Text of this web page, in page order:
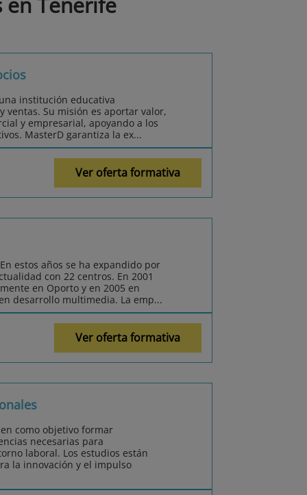
institución educativa
ventas. Su misión es aportar valor,
y empresarial, apoyando a los
MasterD garantiza la ex...
Ver oferta formativa
estos años se ha expandido por
con 22 centros. En 2001
en Oporto y en 2005 en
desarrollo multimedia. La emp...
Ver oferta formativa
como objetivo formar
necesarias para
laboral. Los estudios están
la innovación y el impulso